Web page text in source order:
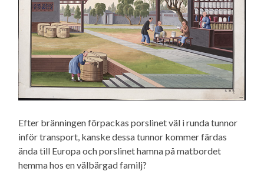
Efter bränningen förpackas porslinet väl i runda tunnor
inför transport, kanske dessa tunnor kommer färdas
ända till Europa och porslinet hamna på matbordet
hemma hos en välbärgad familj?